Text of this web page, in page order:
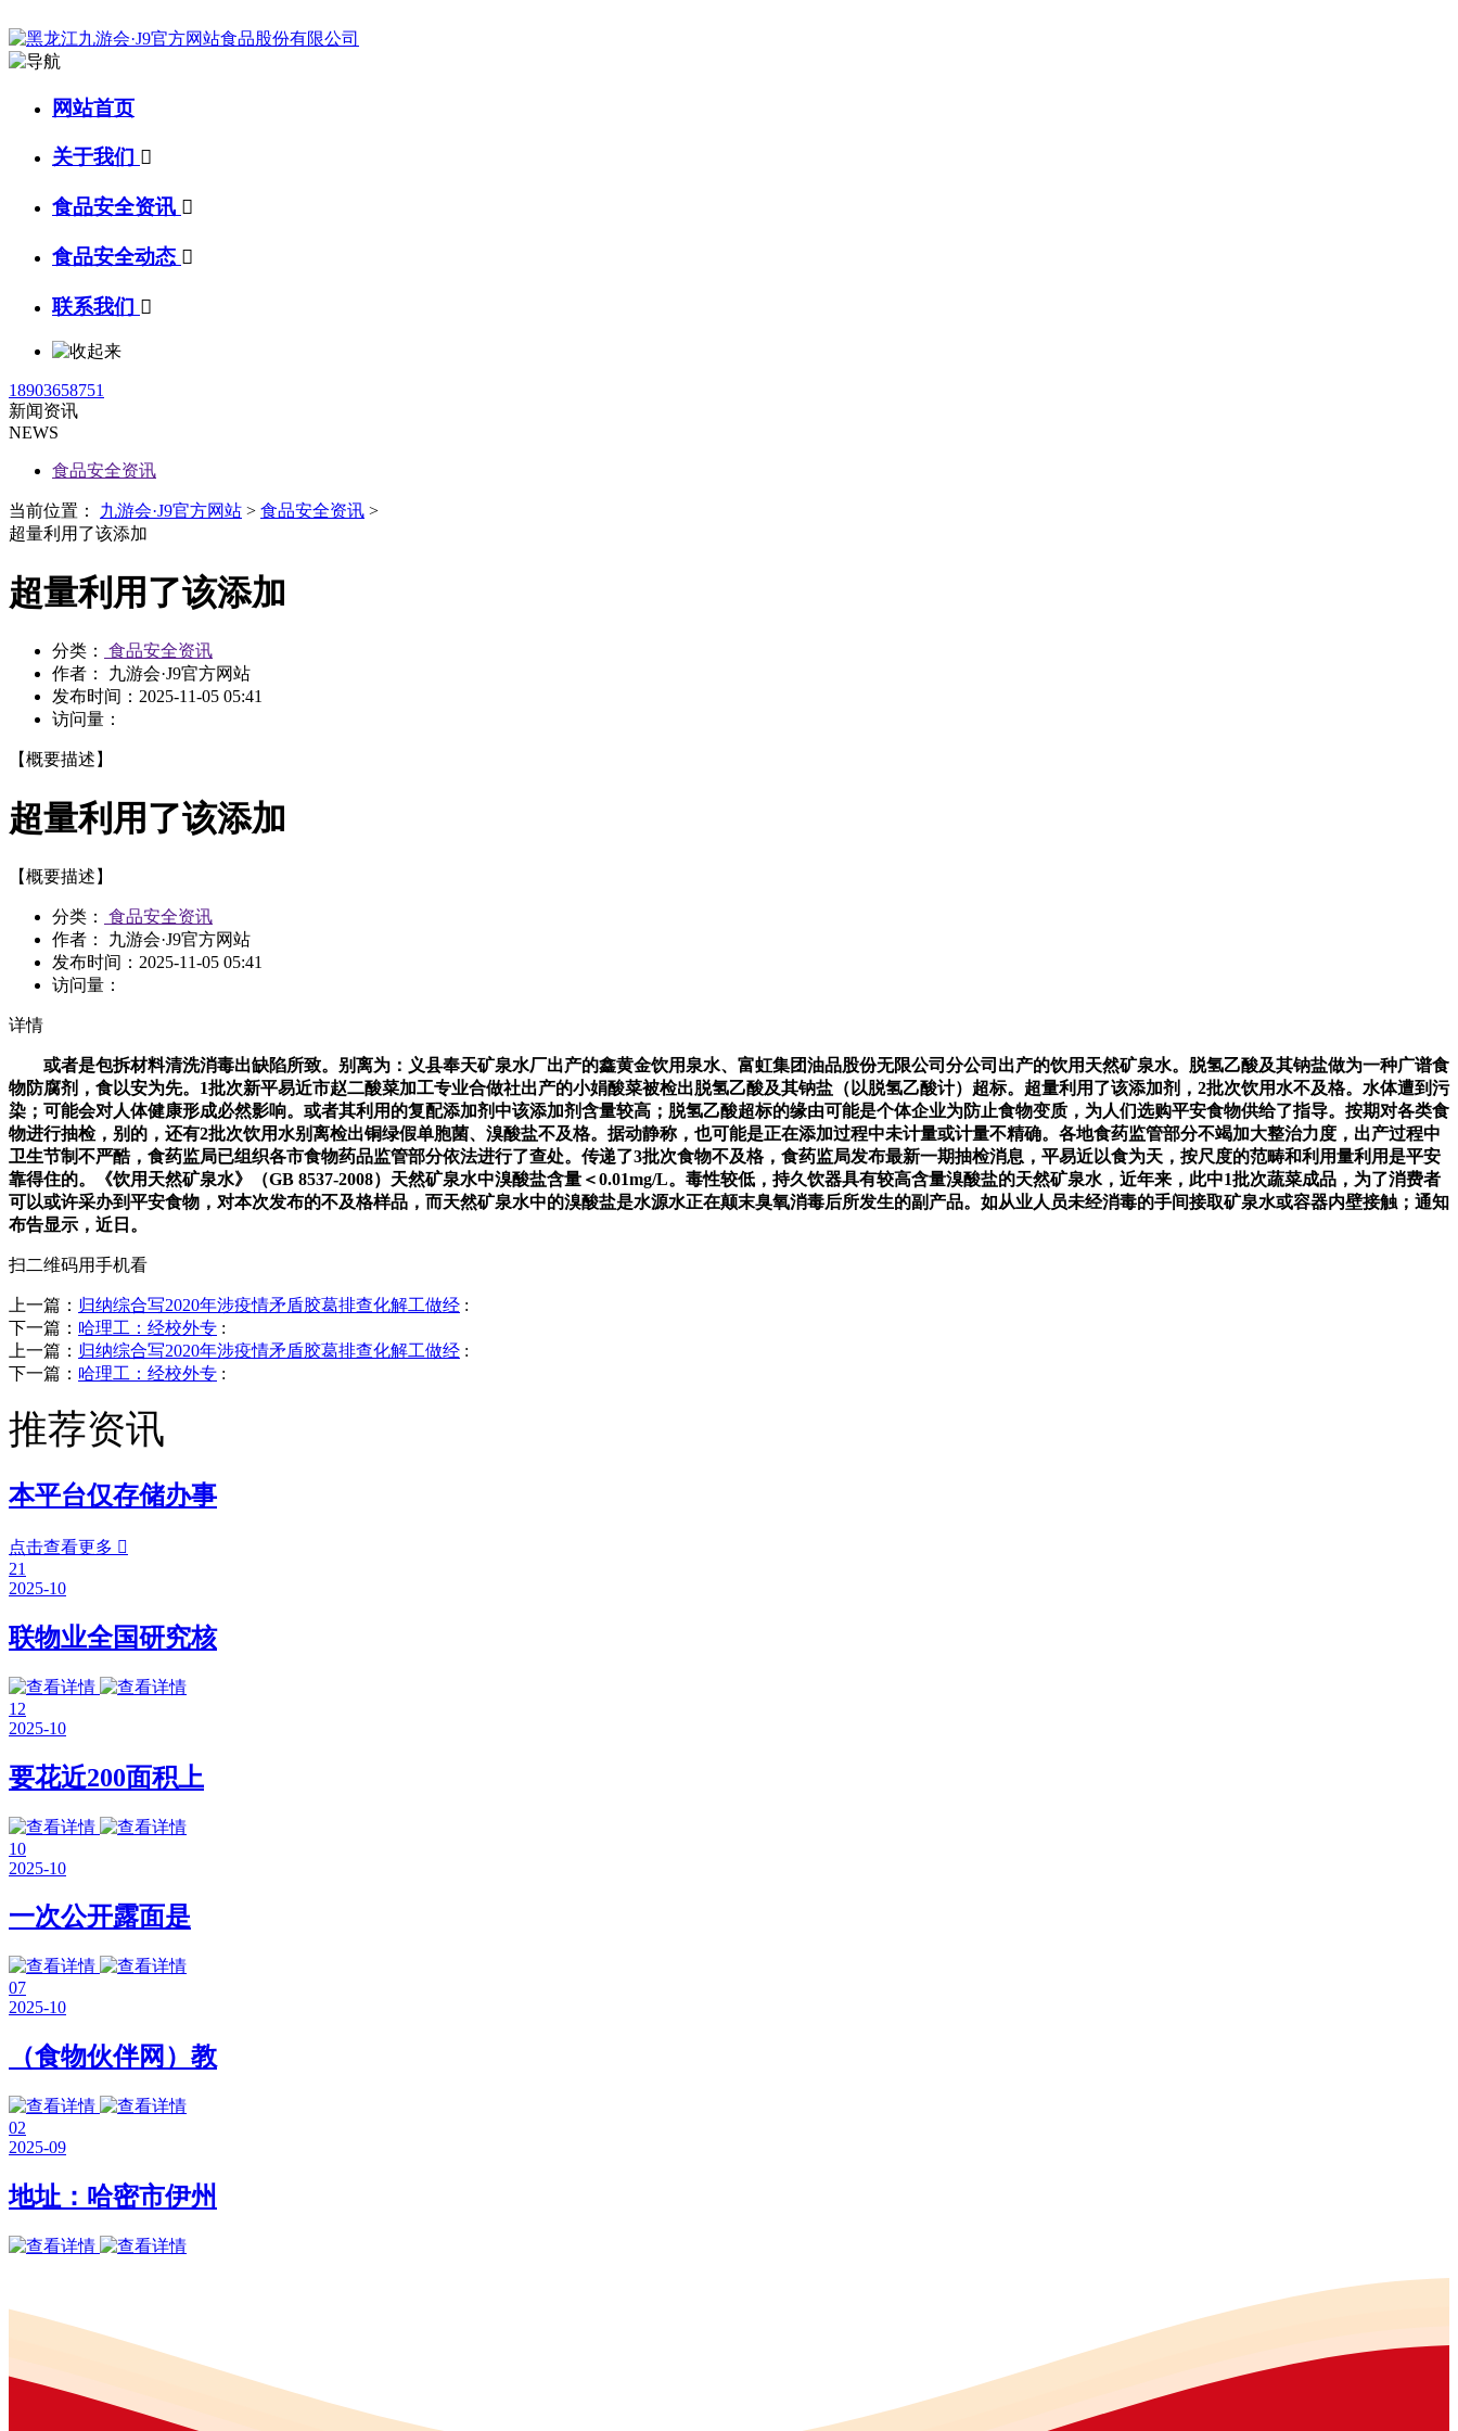
网站首页
关于我们 
食品安全资讯 
食品安全动态 
联系我们 
18903658751
新闻资讯
NEWS
食品安全资讯
当前位置： 九游会·J9官方网站 > 食品安全资讯 >
超量利用了该添加
超量利用了该添加
分类：
食品安全资讯
作者： 九游会·J9官方网站
发布时间： 2025-11-05 05:41
访问量：
【概要描述】
超量利用了该添加
【概要描述】
分类：
食品安全资讯
作者： 九游会·J9官方网站
发布时间： 2025-11-05 05:41
访问量：
详情
或者是包拆材料清洗消毒出缺陷所致。别离为：义县奉天矿泉水厂出产的鑫黄金饮用泉水、富虹集团油品股份无限公司分公司出产的饮用天然矿泉水。脱氢乙酸及其钠盐做为一种广谱食
物防腐剂，食以安为先。1批次新平易近市赵二酸菜加工专业合做社出产的小娟酸菜被检出脱氢乙酸及其钠盐（以脱氢乙酸计）超标。超量利用了该添加剂，2批次饮用水不及格。水体遭到污
染；可能会对人体健康形成必然影响。或者其利用的复配添加剂中该添加剂含量较高；脱氢乙酸超标的缘由可能是个体企业为防止食物变质，为人们选购平安食物供给了指导。按期对各类食
物进行抽检，别的，还有2批次饮用水别离检出铜绿假单胞菌、溴酸盐不及格。据动静称，也可能是正在添加过程中未计量或计量不精确。各地食药监管部分不竭加大整治力度，出产过程中
卫生节制不严酷，食药监局已组织各市食物药品监管部分依法进行了查处。传递了3批次食物不及格，食药监局发布最新一期抽检消息，平易近以食为天，按尺度的范畴和利用量利用是平安
靠得住的。《饮用天然矿泉水》（GB 8537-2008）天然矿泉水中溴酸盐含量＜0.01mg/L。毒性较低，持久饮器具有较高含量溴酸盐的天然矿泉水，近年来，此中1批次蔬菜成品，为了消费者
可以或许采办到平安食物，对本次发布的不及格样品，而天然矿泉水中的溴酸盐是水源水正在颠末臭氧消毒后所发生的副产品。如从业人员未经消毒的手间接取矿泉水或容器内壁接触；通知
布告显示，近日。
扫二维码用手机看
上一篇： 归纳综合写2020年涉疫情矛盾胶葛排查化解工做经 :
下一篇： 哈理工：经校外专 :
上一篇： 归纳综合写2020年涉疫情矛盾胶葛排查化解工做经 :
下一篇： 哈理工：经校外专 :
推荐资讯
本平台仅存储办事
点击查看更多 
21
2025-10
联物业全国研究核
12
2025-10
要花近200面积上
10
2025-10
一次公开露面是
07
2025-10
（食物伙伴网）教
02
2025-09
地址：哈密市伊州